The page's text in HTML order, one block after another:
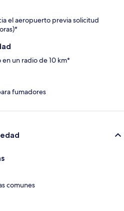
el aeropuerto previa solicitud
un radio de 10 km*
fumadores
comunes